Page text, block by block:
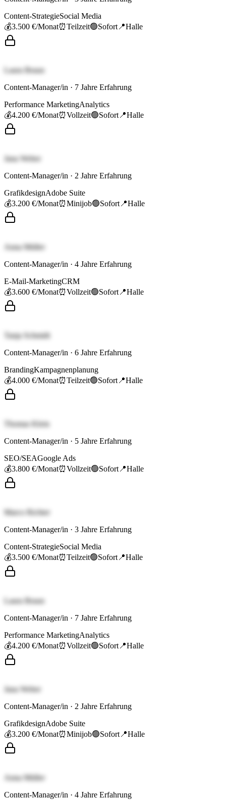
Content-StrategieSocial Media
💰3.500 €/Monat⏰Teilzeit🟢Sofort 📍Halle
Laura Braun
Content-Manager/in · 7 Jahre Erfahrung
Performance MarketingAnalytics
💰4.200 €/Monat⏰Vollzeit🟢Sofort 📍Halle
Jana Weber
Content-Manager/in · 2 Jahre Erfahrung
GrafikdesignAdobe Suite
💰3.200 €/Monat⏰Minijob🟢Sofort 📍Halle
Anna Müller
Content-Manager/in · 4 Jahre Erfahrung
E-Mail-MarketingCRM
💰3.600 €/Monat⏰Vollzeit🟢Sofort 📍Halle
Tanja Schmidt
Content-Manager/in · 6 Jahre Erfahrung
BrandingKampagnenplanung
💰4.000 €/Monat⏰Teilzeit🟢Sofort 📍Halle
Thomas Klein
Content-Manager/in · 5 Jahre Erfahrung
SEO/SEAGoogle Ads
💰3.800 €/Monat⏰Vollzeit🟢Sofort 📍Halle
Marco Richter
Content-Manager/in · 3 Jahre Erfahrung
Content-StrategieSocial Media
💰3.500 €/Monat⏰Teilzeit🟢Sofort 📍Halle
Laura Braun
Content-Manager/in · 7 Jahre Erfahrung
Performance MarketingAnalytics
💰4.200 €/Monat⏰Vollzeit🟢Sofort 📍Halle
Jana Weber
Content-Manager/in · 2 Jahre Erfahrung
GrafikdesignAdobe Suite
💰3.200 €/Monat⏰Minijob🟢Sofort 📍Halle
Anna Müller
Content-Manager/in · 4 Jahre Erfahrung